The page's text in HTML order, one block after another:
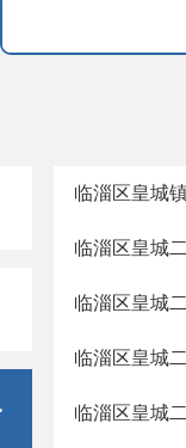
临淄区皇城
临淄区皇城
临淄区皇城
临淄区皇城
临淄区皇城